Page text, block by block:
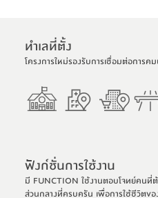
ทําเลท่ีตั้ง
โครงการใหม่รองรับการเชื่อมต่อการค
ฟังก์ชั่นการใช้งาน
มี FUNCTION ใช้งานตอบโจทย์คน
ส่วนกลางที่ครบครัน เพื่อการใช้ชีวิตข